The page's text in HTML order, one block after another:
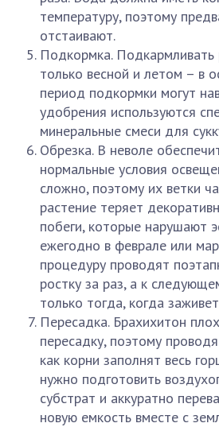
температуру, поэтому
отстаивают.
Подкормка. Подкармливать
только весной и летом – в
период подкормки могут
удобрения используются
минеральные смеси для
Обрезка. В неволе
нормальные условия
сложно, поэтому их ветки
растение теряет
побеги, которые нарушают
ежегодно в феврале или
процедуру проводят
ростку за раз, а к
только тогда, когда
Пересадка. Брахихитон
пересадку, поэтому
как корни заполнят весь
нужно подготовить
субстрат и аккуратно
новую емкость вместе с